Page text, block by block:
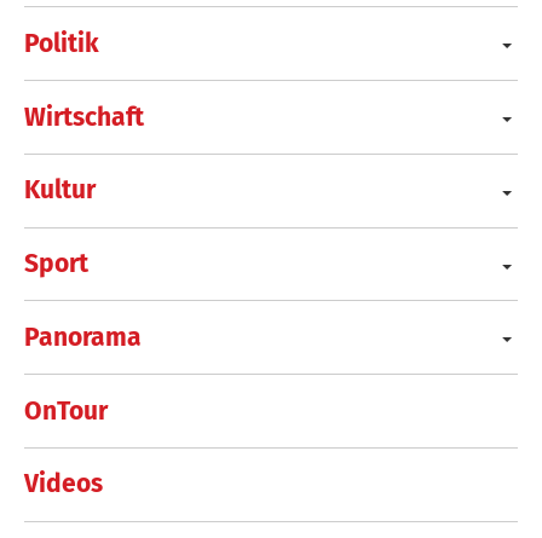
Politik
Wirtschaft
Kultur
Sport
Panorama
OnTour
Videos